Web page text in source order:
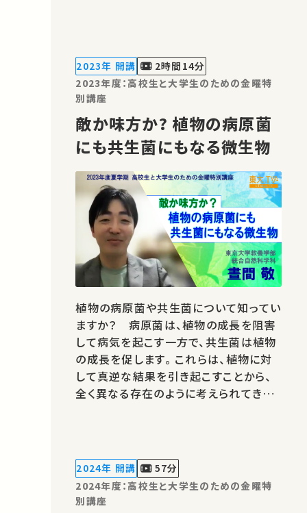
ロボットの概要や最新の研究について紹
介します。 講師：小林 英津…
2023年 開講
2時間14分
2023年度：高校生と大学生のための金曜特
別講座
敵か味方か? 植物の病原菌
にも共生菌にもなる微生物
植物の病原菌や共生菌について知ってい
ますか？ 病原菌は、植物の成長を阻害
して病気を起こす一方で、共生菌は植物
の成長を促します。 これらは、植物に対
して真逆な結果を引き起こすことから、
全く異なる存在のように考えられてきま
とや、そのことを踏まえてどのように病原
性を抑えつつ共生菌を農業に活用し…
2024年 開講
57分
2024年度：高校生と大学生のための金曜特
別講座